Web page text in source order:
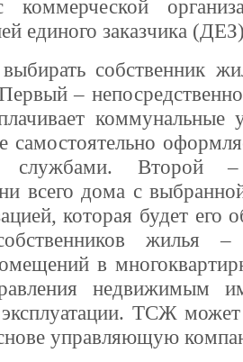
коммерческой
единого заказчика
собственник
–
коммунальные
самостоятельно
службами. Второй –
всего дома с
которая будет его
жилья –
в
недвижимым
эксплуатации. ТСЖ
управляющую